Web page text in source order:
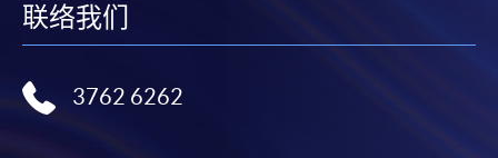
联络我们
3762 6262